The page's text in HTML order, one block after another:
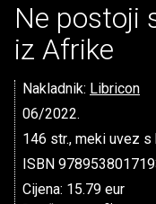
Ne postoji
iz Afrike
Nakladnik: Libricon
06/2022.
146 str., meki uvez s
ISBN
Cijena: 15.79 eur